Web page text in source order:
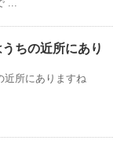
...
ちの近所にあり
近所にありますね